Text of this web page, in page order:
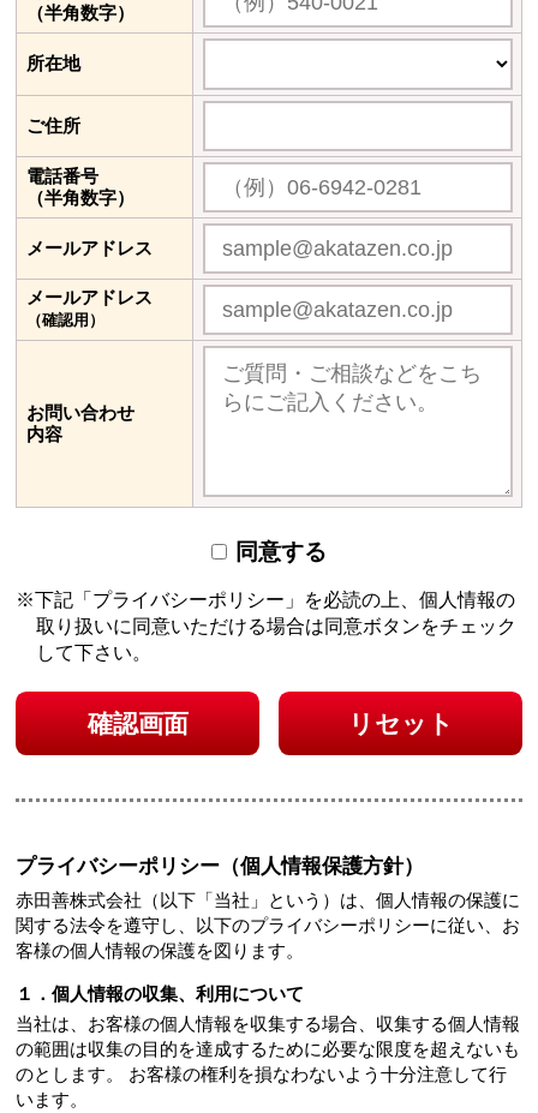
（半角数字）
所在地
ご住所
電話番号
（半角数字）
メールアドレス
メールアドレス
（確認用）
お問い合わせ
内容
同意する
下記「プライバシーポリシー」を必読の上、個人情報の
取り扱いに同意いただける場合は同意ボタンをチェック
して下さい。
確認画面 リセット
プライバシーポリシー（個人情報保護方針）
赤田善株式会社（以下「当社」という）は、個人情報の保護に
関する法令を遵守し、以下のプライバシーポリシーに従い、お
客様の個人情報の保護を図ります。
１．個人情報の収集、利用について
当社は、お客様の個人情報を収集する場合、収集する個人情報
の範囲は収集の目的を達成するために必要な限度を超えないも
のとします。 お客様の権利を損なわないよう十分注意して行
います。